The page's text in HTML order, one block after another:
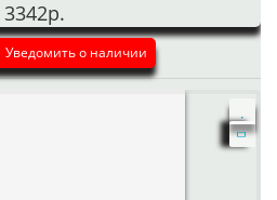
3342р.
Уведомить о наличии